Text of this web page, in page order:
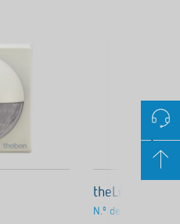
theLuxa S150
N.º de artigo